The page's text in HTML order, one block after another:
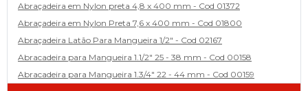
Abraçadeira em Nylon preta 4,8 x 400 mm - Cod 01372
Abraçadeira em Nylon Preta 7,6 x 400 mm - Cod 01800
Abraçadeira Latão Para Mangueira 1/2" - Cod 02167
Abracadeira para Mangueira 1.1/2" 25 - 38 mm - Cod 00158
Abracadeira para Mangueira 1.3/4" 22 - 44 mm - Cod 00159